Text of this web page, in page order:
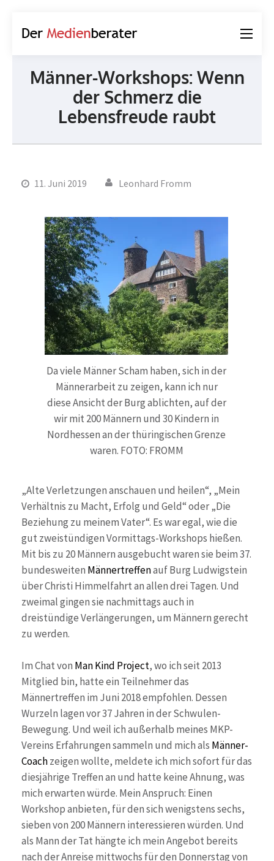
Männer-Workshops: Wenn
der Schmerz die
Lebensfreude raubt
11. Juni 2019 Leonhard Fromm
Da viele Männer Scham haben, sich in der
Männerarbeit zu zeigen, kann ich nur
diese Ansicht der Burg ablichten, auf der
wir mit 200 Männern und 30 Kindern in
Nordhessen an der thüringischen Grenze
waren. FOTO: FROMM
„Alte Verletzungen anschauen und heilen“, „Mein
Verhältnis zu Macht, Erfolg und Geld“ oder „Die
Beziehung zu meinem Vater“. Es war egal, wie die
gut zweistündigen Vormittags-Workshops hießen.
Mit bis zu 20 Männern ausgebucht waren sie beim 37.
bundesweiten Männertreffenauf Burg Ludwigstein
über Christi Himmelfahrt an allen drei Tagen. Und
zweimal gingen sie nachmittags auch in
dreistündige Verlängerungen, um Männern gerecht
zu werden.
Im Chat von Man Kind Project, wo ich seit 2013
Mitglied bin, hatte ein Teilnehmer das
Männertreffen im Juni 2018 empfohlen. Dessen
Wurzeln lagen vor 37 Jahren in der Schwulen-
Bewegung. Und weil ich außerhalb meines MKP-
Vereins Erfahrungen sammeln und mich als Männer-
Coachzeigen wollte, meldete ich mich sofort für das
diesjährige Treffen an und hatte keine Ahnung, was
mich erwarten würde. Mein Anspruch: Einen
Workshop anbieten, für den sich wenigstens sechs,
sieben von 200 Männern interessieren würden. Und
als Mann der Tat hängte ich mein Angebot bereits
nach der Anreise mittwochs für den Donnerstag von